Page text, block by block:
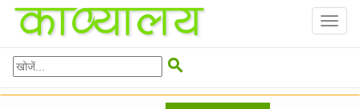
